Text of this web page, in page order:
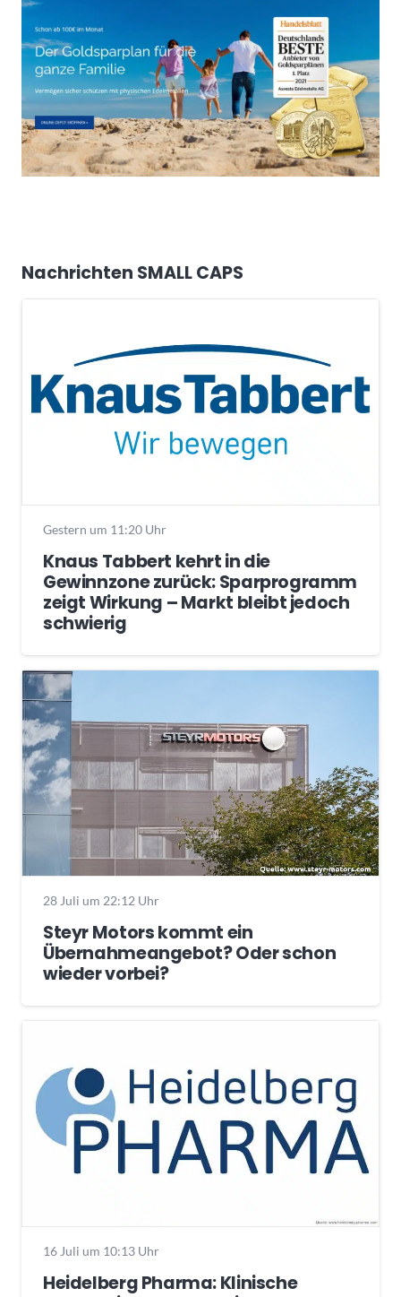
Nachrichten SMALL CAPS
Gestern um 11:20 Uhr
Knaus Tabbert kehrt in die
Gewinnzone zurück: Sparprogramm
zeigt Wirkung – Markt bleibt jedoch
schwierig
28 Juli um 22:12 Uhr
Steyr Motors kommt ein
Übernahmeangebot? Oder schon
wieder vorbei?
16 Juli um 10:13 Uhr
Heidelberg Pharma: Klinische